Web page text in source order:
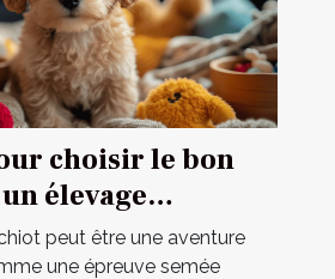
choisir le bon
élevage
peut être une aventure
une épreuve semée